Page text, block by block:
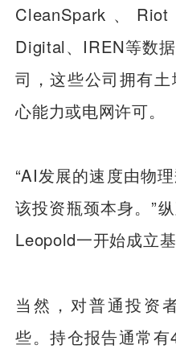
CleanSpark、
Digital、IREN等数
司，这些公司拥有
心能力或电网许可。
“AI发展的速度由物
该投资瓶颈本身。”
Leopold一开始成立基
当然，对普通投资
些。持仓报告通常